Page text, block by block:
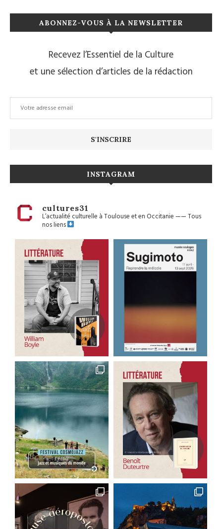
ABONNEZ-VOUS À LA NEWSLETTER
Recevez l’Essentiel de la Culture
et une sélection d’articles de la rédaction
INSTAGRAM
cultures31
L’actualité culturelle à Toulouse et en Occitanie——Tous
nos liens